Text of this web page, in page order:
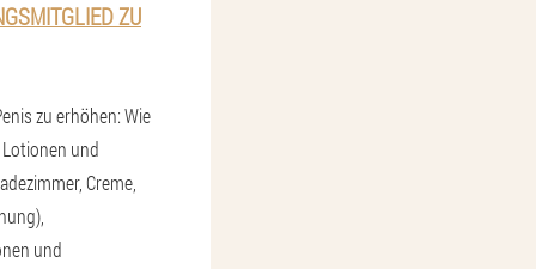
ZU
zu erhöhen: Wie
und
Creme,
und